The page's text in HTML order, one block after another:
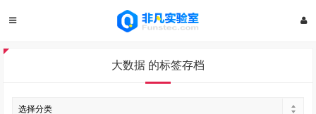
大数据 的标签存档